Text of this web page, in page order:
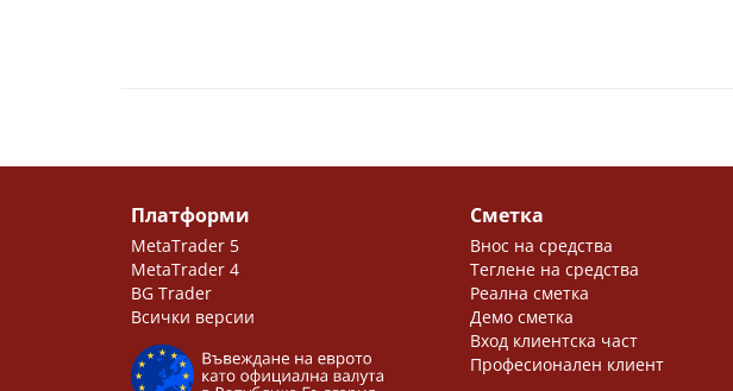
Платформи
MetaTrader 5
MetaTrader 4
BG Trader
Всички версии
Сметка
Внос на средства
Теглене на средства
Реална сметка
Демо сметка
Вход клиентска част
Професионален клиент